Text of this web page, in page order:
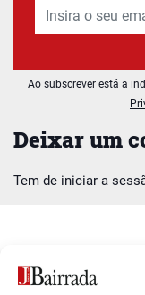
Deixar um
Tem de iniciar a
Ao subscrever está a